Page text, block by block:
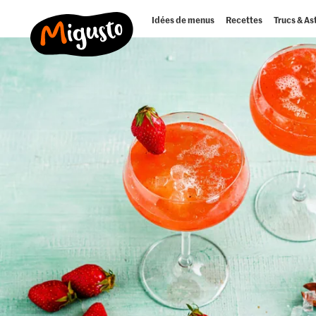
Idées de menus Recettes Trucs &